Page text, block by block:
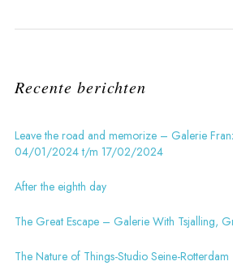
Recente berichten
Leave the road and memorize – Galerie
04/01/2024 t/m 17/02/2024
After the eighth day
The Great Escape – Galerie With Tsjalling,
The Nature of Things-Studio Seine-Rotterdam